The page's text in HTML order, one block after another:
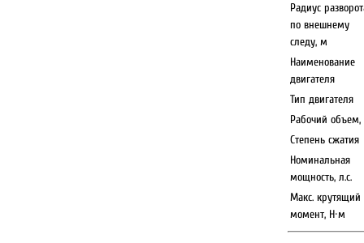
Радиус
по внешнему
следу, м
Наименование
двигателя
Тип двигателя
Рабочий объем,
Степень сжатия
Номинальная
мощность, л.с.
Макс. крутящий
момент, Н·м